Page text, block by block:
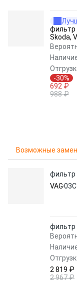
фильтр
Skoda,
-30%
692 ₽
988 ₽
Возможные
фильтр
VAG
фильтр
2 819 ₽
2 967 ₽